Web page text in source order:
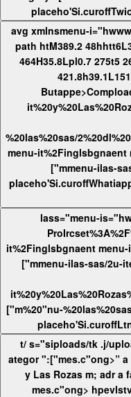
avg xmlnsmenu-
path htM389.2 48hhtt6L305.6 224.2 487 464H345L233.7 318.6 106.5
464H35.8Lpl0.7 275t5
%20las%20sas/
menu-
["mmenu-ilas-
lass="menu-
it%2Finglsbgnaent
["mmenu-ilas-sas/2u-
["m%20"nu-
t/ s="siploads/tk .j/
ategor ":["mes.c"ong>”
y Las Rozas
m; adr
mes.c"ong> hpevlstv"> a cabovuna /enpa .ja